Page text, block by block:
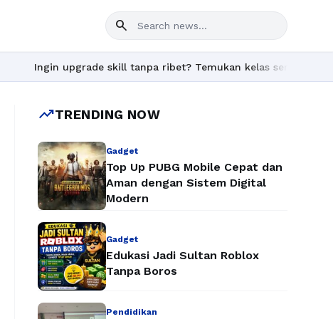
search
upgrade skill tanpa ribet? Temukan kelas seru dan materi
trending_upTRENDING NOW
Gadget
Top Up PUBG Mobile Cepat dan
Aman dengan Sistem Digital
Modern
Gadget
Edukasi Jadi Sultan Roblox
Tanpa Boros
Pendidikan